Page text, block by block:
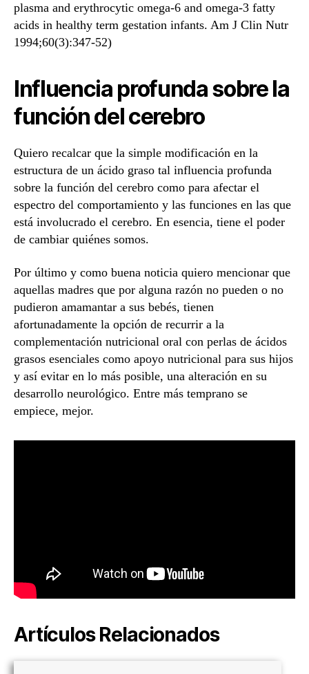
plasma and erythrocytic omega-6 and omega-3 fatty
acids in healthy term gestation infants. Am J Clin Nutr
1994;60(3):347-52)
Influencia profunda sobre la
función del cerebro
Quiero recalcar que la simple modificación en la
estructura de un ácido graso tal influencia profunda
sobre la función del cerebro como para afectar el
espectro del comportamiento y las funciones en las que
está involucrado el cerebro. En esencia, tiene el poder
de cambiar quiénes somos.
Por último y como buena noticia quiero mencionar que
aquellas madres que por alguna razón no pueden o no
pudieron amamantar a sus bebés, tienen
afortunadamente la opción de recurrir a la
complementación nutricional oral con perlas de ácidos
grasos esenciales como apoyo nutricional para sus hijos
y así evitar en lo más posible, una alteración en su
desarrollo neurológico. Entre más temprano se
empiece, mejor.
Artículos Relacionados